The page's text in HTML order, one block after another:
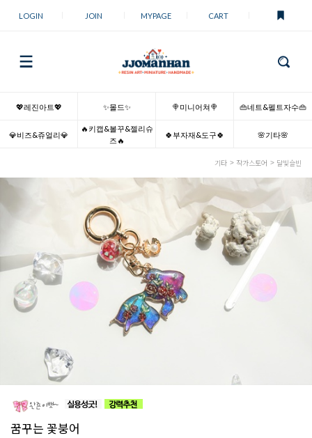
LOGIN JOIN MYPAGE CART
💖레진아트💖 ✨몰드✨ 🍭미니어쳐🍭 👜네트&펠트자수👜
💎비즈&쥬얼리💎
🔥키캡&볼꾸&젤리슈
즈🔥
🍀부자재&도구🍀 🌸기타🌸
기타 작가스토어 달빛슬빈
꿈꾸는 꽃붕어